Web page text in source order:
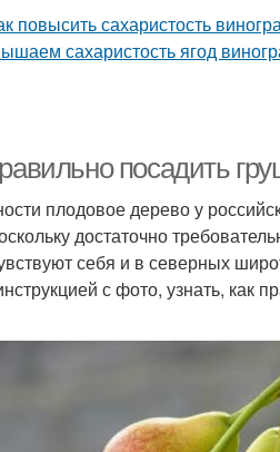
посадить
плодовое дерево у
достаточно
себя и в северных
с фото, узнать, как